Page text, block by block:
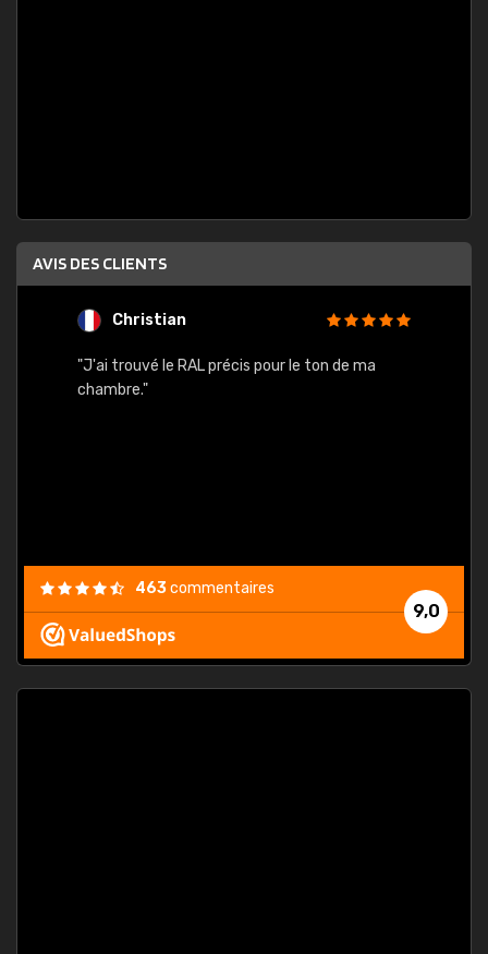
AVIS DES CLIENTS
le ton de ma
FRANCOIS LEGROS
"Bien reçu"
9,0
463commentaires